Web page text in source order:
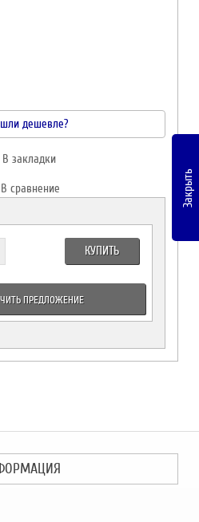
дешевле?
закладки
В сравнение
КУПИТЬ
ПРЕДЛОЖЕНИЕ
Закрыть